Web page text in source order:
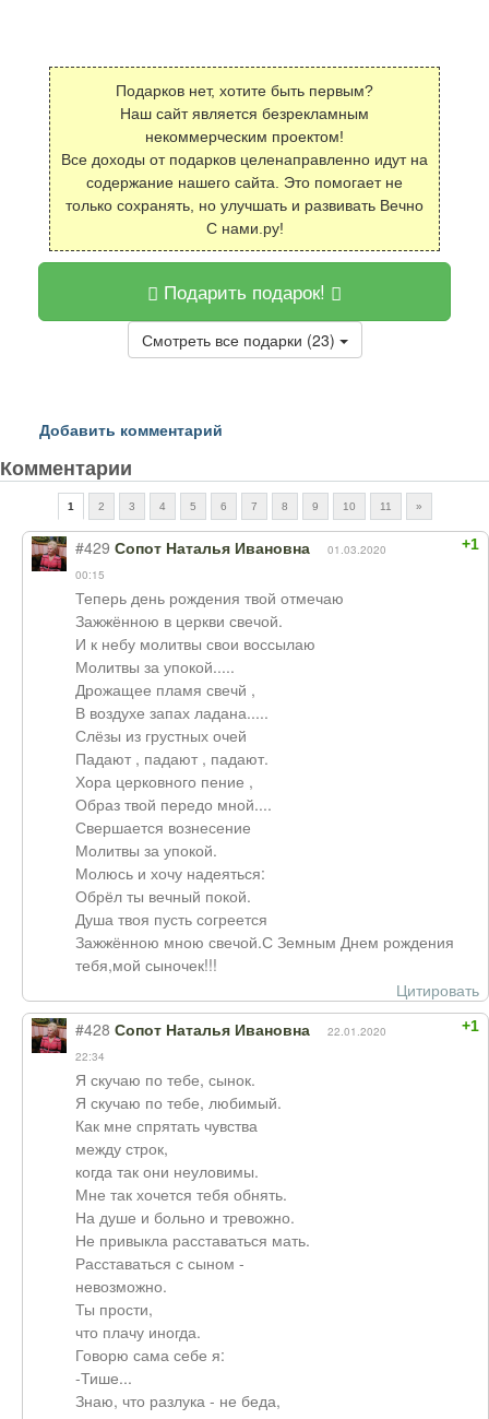
Подарков нет, хотите быть первым?
Наш сайт является безрекламным
некоммерческим проектом!
Все доходы от подарков целенаправленно идут на
содержание нашего сайта. Это помогает не
только сохранять, но улучшать и развивать Вечно
С нами.ру!
Подарить подарок!
Смотреть все подарки (23)
Добавить комментарий
Комментарии
1 2 3 4 5 6 7 8 9 10 11 »
+1
#429 Сопот Наталья Ивановна
01.03.2020
00:15
Теперь день рождения твой отмечаю
Зажжённою в церкви свечой.
И к небу молитвы свои воссылаю
Молитвы за упокой.....
Дрожащее пламя свечй ,
В воздухе запах ладана.....
Слёзы из грустных очей
Падают , падают , падают.
Хора церковного пение ,
Образ твой передо мной....
Свершается вознесение
Молитвы за упокой.
Молюсь и хочу надеяться:
Обрёл ты вечный покой.
Душа твоя пусть согреется
Зажжённою мною свечой.С Земным Днем рождения
тебя,мой сыночек!!!
Цитировать
+1
#428 Сопот Наталья Ивановна
22.01.2020
22:34
Я скучаю по тебе, сынок.
Я скучаю по тебе, любимый.
Как мне спрятать чувства
между строк,
когда так они неуловимы.
Мне так хочется тебя обнять.
На душе и больно и тревожно.
Не привыкла расставаться мать.
Расставаться с сыном -
невозможно.
Ты прости,
что плачу иногда.
Говорю сама себе я:
-Тише...
Знаю, что разлука - не беда,